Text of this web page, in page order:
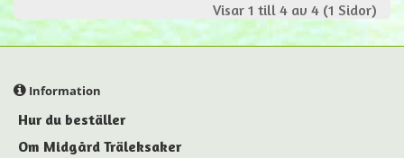
Visar 1 till 4 av 4 (1 Sidor)
Information
Hur du beställer
Om Midgård Träleksaker